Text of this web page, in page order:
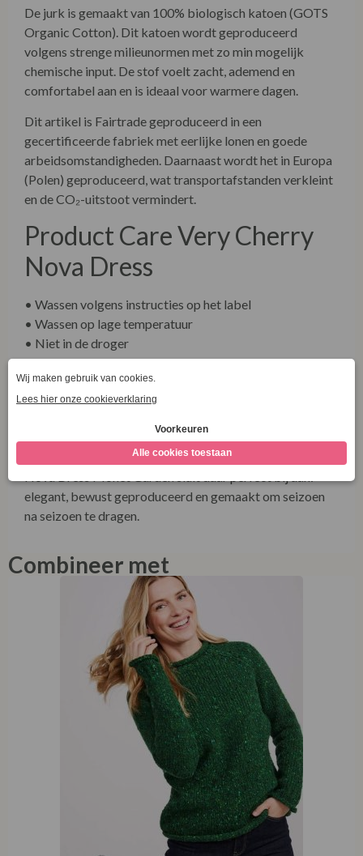
De jurk is gemaakt van 100% biologisch katoen (GOTS
Organic Cotton). Dit katoen wordt geproduceerd
volgens strenge milieunormen met zo min mogelijk
chemische input. De stof voelt zacht, ademend en
comfortabel aan en is ideaal voor warmere dagen.
Dit artikel is Fairtrade geproduceerd in een
gecertificeerde fabriek met eerlijke lonen en goede
arbeidsomstandigheden. Daarnaast wordt het in Europa
(Polen) geproduceerd, wat transportafstanden verkleint
en de CO₂-uitstoot vermindert.
Product Care Very Cherry
Nova Dress
• Wassen volgens instructies op het label
• Wassen op lage temperatuur
• Niet in de droger
• Strijken op lage temperatuur indien nodig
Very Cherry
Very Cherry staat bekend om vrouwelijke silhouetten
met een vintage knipoog en productie binnen Europa. De
elegant, bewust geproduceerd en gemaakt om seizoen
na seizoen te dragen.
Combineer met